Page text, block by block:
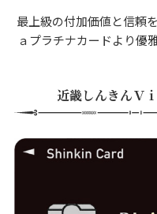
最上級の付加価値と信頼
ａプラチナカードより優
近畿しんきんＶ